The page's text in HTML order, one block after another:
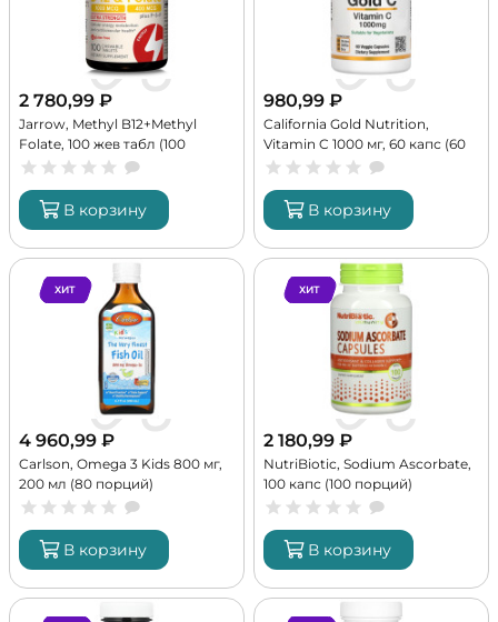
2 780,99 ₽
Jarrow, Methyl B12+Methyl
Folate, 100 жев табл (100
порций)
В корзину
980,99 ₽
California Gold Nutrition,
Vitamin C 1000 мг, 60 капс (60
порций)
В корзину
ХИТ
4 960,99 ₽
Carlson, Omega 3 Kids 800 мг,
200 мл (80 порций)
В корзину
ХИТ
2 180,99 ₽
NutriBiotic, Sodium Ascorbate,
100 капс (100 порций)
В корзину